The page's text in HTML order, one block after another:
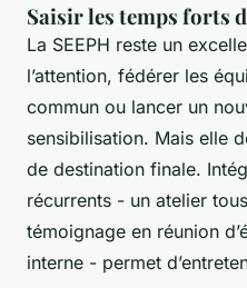
Saisir les temps forts
La SEEPH reste un
l’attention, fédérer les
commun ou lancer un
sensibilisation. Mais elle
de destination finale.
récurrents - un atelier
témoignage en réunion
interne - permet